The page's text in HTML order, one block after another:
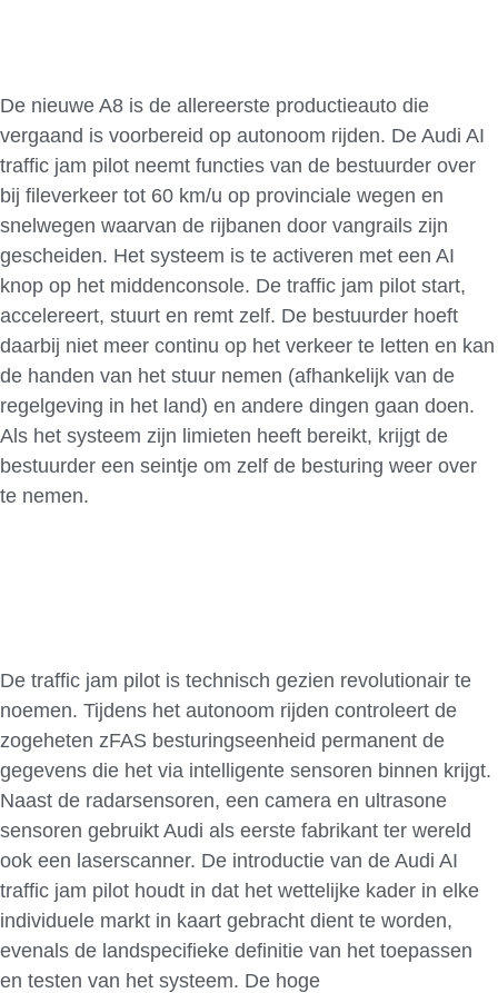
De nieuwe A8 is de allereerste productieauto die
vergaand is voorbereid op autonoom rijden. De Audi AI
traffic jam pilot neemt functies van de bestuurder over
bij fileverkeer tot 60 km/u op provinciale wegen en
snelwegen waarvan de rijbanen door vangrails zijn
gescheiden. Het systeem is te activeren met een AI
knop op het middenconsole. De traffic jam pilot start,
accelereert, stuurt en remt zelf. De bestuurder hoeft
daarbij niet meer continu op het verkeer te letten en kan
de handen van het stuur nemen (afhankelijk van de
regelgeving in het land) en andere dingen gaan doen.
Als het systeem zijn limieten heeft bereikt, krijgt de
bestuurder een seintje om zelf de besturing weer over
te nemen.
De traffic jam pilot is technisch gezien revolutionair te
noemen. Tijdens het autonoom rijden controleert de
zogeheten zFAS besturingseenheid permanent de
gegevens die het via intelligente sensoren binnen krijgt.
Naast de radarsensoren, een camera en ultrasone
sensoren gebruikt Audi als eerste fabrikant ter wereld
ook een laserscanner. De introductie van de Audi AI
traffic jam pilot houdt in dat het wettelijke kader in elke
individuele markt in kaart gebracht dient te worden,
evenals de landspecifieke definitie van het toepassen
en testen van het systeem. De hoge